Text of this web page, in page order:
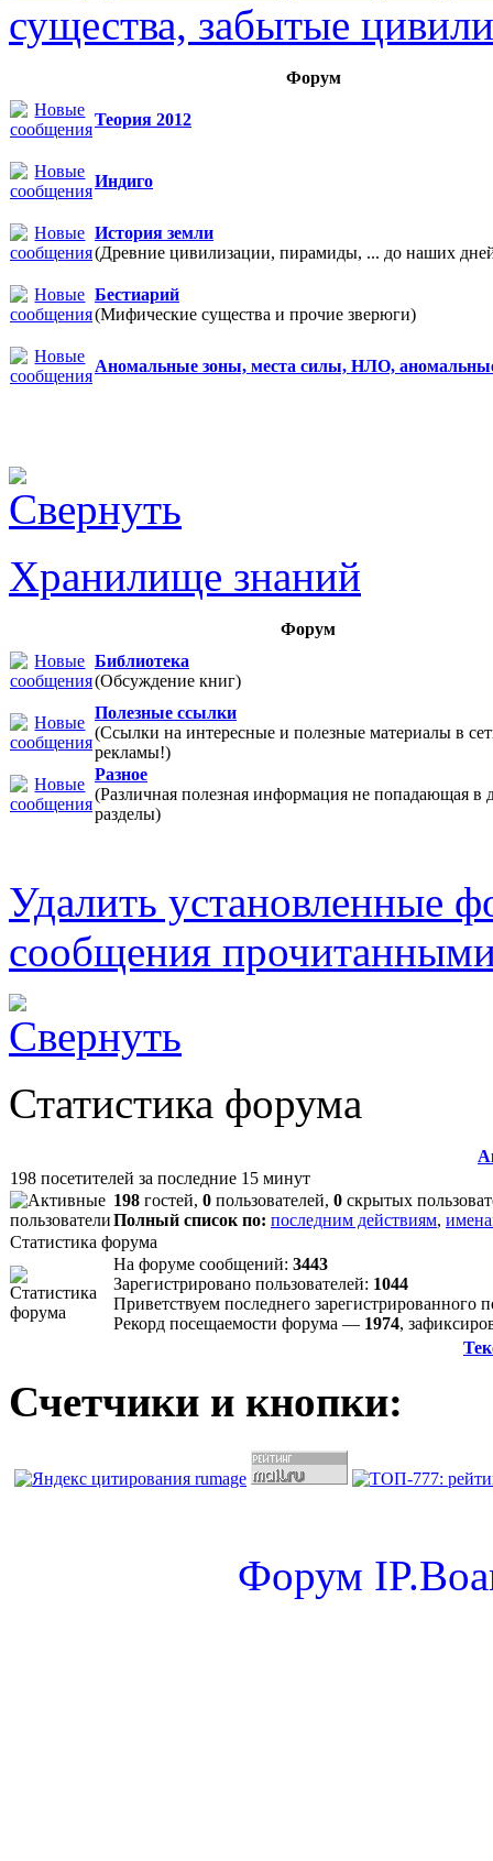
существа, забытые
Форум
Теория 2012
Индиго
История земли
(Древние цивилизации, пирамиды, ... до наших
Бестиарий
(Мифические существа и прочие зверюги)
Аномальные зоны, места силы, НЛО,
Хранилище знаний
Форум
Библиотека
(Обсуждение книг)
Полезные ссылки
(Ссылки на интересные и полезные материалы в
рекламы!)
Разное
(Различная полезная информация не попадающая в
разделы)
Удалить установленные
сообщения
Статистика форума
198 посетителей за последние 15 минут
198 гостей, 0 пользователей, 0 скрытых
Полный список по: последним действиям,
Статистика форума
На форуме сообщений: 3443
Зарегистрировано пользователей: 1044
Приветствуем последнего зарегистрированного
Рекорд посещаемости форума — 1974,
Счетчики и кнопки:
Форум